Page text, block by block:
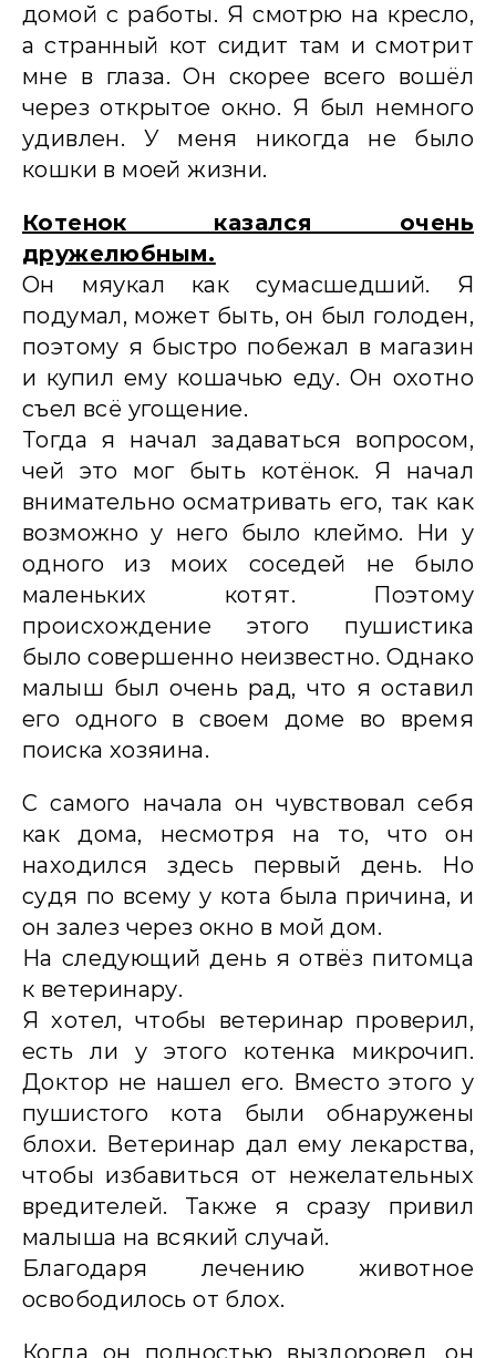
домой с работы. Я смотрю на кресло,
а странный кот сидит там и смотрит
мне в глаза. Он скорее всего вошёл
через открытое окно. Я был немного
удивлен. У меня никогда не было
кошки в моей жизни.
Котенок казался очень
дружелюбным.
Он мяукал как сумасшедший. Я
подумал, может быть, он был голоден,
поэтому я быстро побежал в магазин
и купил ему кошачью еду. Он охотно
съел всё угощение.
Тогда я начал задаваться вопросом,
чей это мог быть котёнок. Я начал
внимательно осматривать его, так как
возможно у него было клеймо. Ни у
одного из моих соседей не было
маленьких котят. Поэтому
происхождение этого пушистика
было совершенно неизвестно. Однако
малыш был очень рад, что я оставил
его одного в своем доме во время
поиска хозяина.
С самого начала он чувствовал себя
как дома, несмотря на то, что он
находился здесь первый день. Но
судя по всему у кота была причина, и
он залез через окно в мой дом.
На следующий день я отвёз питомца
к ветеринару.
Я хотел, чтобы ветеринар проверил,
есть ли у этого котенка микрочип.
Доктор не нашел его. Вместо этого у
пушистого кота были обнаружены
блохи. Ветеринар дал ему лекарства,
чтобы избавиться от нежелательных
вредителей. Также я сразу привил
малыша на всякий случай.
Благодаря лечению животное
освободилось от блох.
Когда он полностью выздоровел, он